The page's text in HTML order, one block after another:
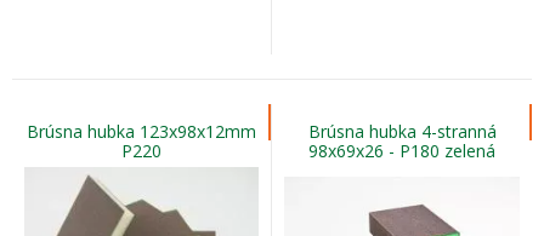
Brúsna hubka 123x98x12mm
P220
Brúsna hubka 4-stranná
98x69x26 - P180 zelená